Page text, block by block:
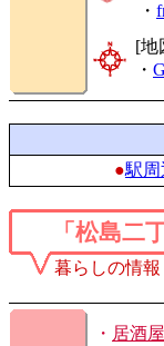
・
[地
・
●駅
「松島二
暮らしの情報
・ 居酒屋